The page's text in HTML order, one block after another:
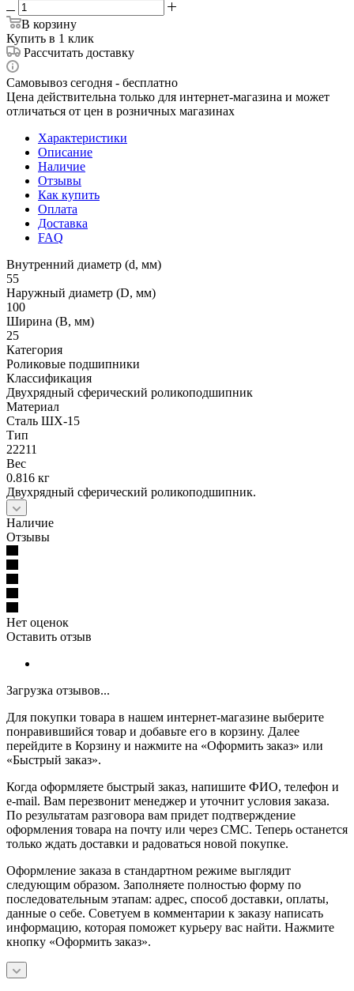
В корзину
Купить в 1 клик
Рассчитать доставку
Самовывоз сегодня - бесплатно
Цена действительна только для интернет-магазина и может
отличаться от цен в розничных магазинах
Характеристики
Описание
Наличие
Отзывы
Как купить
Оплата
Доставка
FAQ
Внутренний диаметр (d, мм)
55
Наружный диаметр (D, мм)
100
Ширина (B, мм)
25
Категория
Роликовые подшипники
Классификация
Двухрядный сферический роликоподшипник
Материал
Сталь ШХ-15
Тип
22211
Вес
0.816 кг
Двухрядный сферический роликоподшипник.
Наличие
Отзывы
Нет оценок
Оставить отзыв
Загрузка отзывов...
Для покупки товара в нашем интернет-магазине выберите
понравившийся товар и добавьте его в корзину. Далее
перейдите в Корзину и нажмите на «Оформить заказ» или
«Быстрый заказ».
Когда оформляете быстрый заказ, напишите ФИО, телефон и
e-mail. Вам перезвонит менеджер и уточнит условия заказа.
По результатам разговора вам придет подтверждение
оформления товара на почту или через СМС. Теперь останется
только ждать доставки и радоваться новой покупке.
Оформление заказа в стандартном режиме выглядит
следующим образом. Заполняете полностью форму по
последовательным этапам: адрес, способ доставки, оплаты,
данные о себе. Советуем в комментарии к заказу написать
информацию, которая поможет курьеру вас найти. Нажмите
кнопку «Оформить заказ».